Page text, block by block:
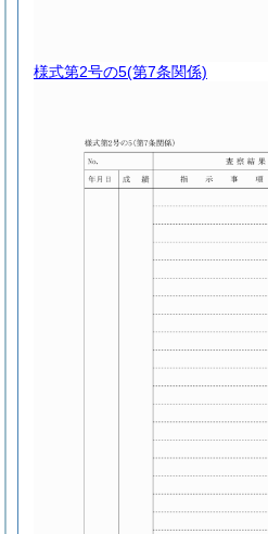
様式第2号の5(第7条関係)